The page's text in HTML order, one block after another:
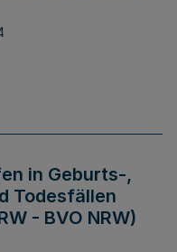
in Geburts-,
Todesfällen
- BVO NRW)